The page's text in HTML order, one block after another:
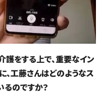
護をする上で、重要なイン
、工藤さんはどのようなス
のですか？